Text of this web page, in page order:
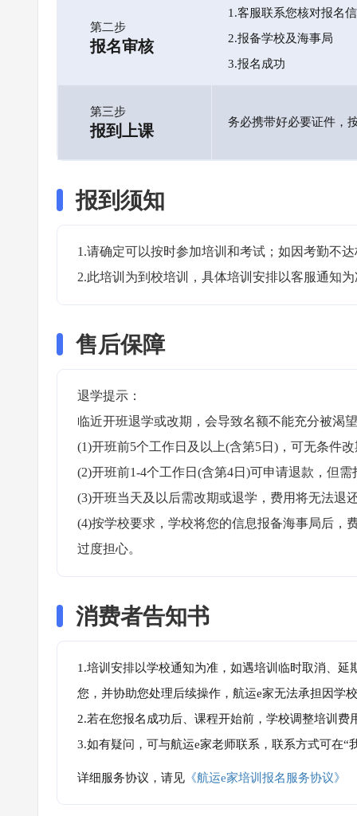
第二步
报名审核
1.客服联系您核对报名
2.报备学校及海事局
3.报名成功
第三步
报到上课 务必携带好必要证件，
报到须知
1.请确定可以按时参加培训和考试；如因考勤不
2.此培训为到校培训，具体培训安排以客服通知
售后保障
退学提示：
临近开班退学或改期，会导致名额不能充分被渴
(1)开班前5个工作日及以上(含第5日)，可无条件
(2)开班前1-4个工作日(含第4日)可申请退款，但
(3)开班当天及以后需改期或退学，费用将无法退
(4)按学校要求，学校将您的信息报备海事局后，
过度担心。
消费者告知书
1.培训安排以学校通知为准，如遇培训临时取消、
您，并协助您处理后续操作，航运e家无法承担因学
2.若在您报名成功后、课程开始前，学校调整培训
3.如有疑问，可与航运e家老师联系，联系方式可在
详细服务协议，请见 《航运e家培训报名服务协议》